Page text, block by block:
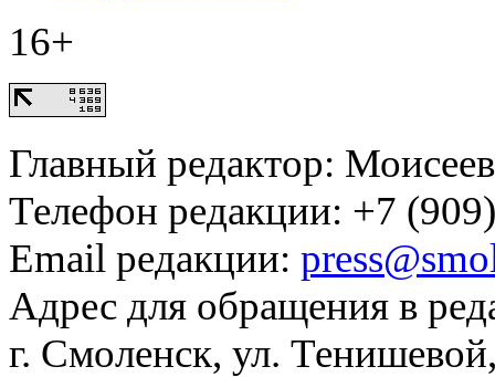
16+
Главный редактор:
Телефон редакции: +7
Email редакции:
Адрес для обращения в
г. Смоленск, ул.